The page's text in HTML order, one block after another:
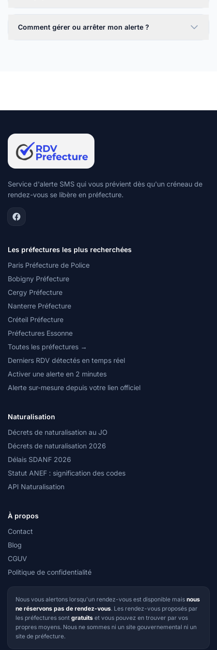
Comment gérer ou arrêter mon alerte ?
Service d'alerte SMS qui vous prévient dès qu'un créneau de
rendez-vous se libère en préfecture.
Les préfectures les plus recherchées
Paris Préfecture de Police
Bobigny Préfecture
Cergy Préfecture
Nanterre Préfecture
Créteil Préfecture
Préfectures Essonne
Toutes les préfectures →
Derniers RDV détectés en temps réel
Activer une alerte en 2 minutes
Alerte sur-mesure depuis votre lien officiel
Naturalisation
Décrets de naturalisation au JO
Décrets de naturalisation 2026
Délais SDANF 2026
Statut ANEF : signification des codes
API Naturalisation
À propos
Contact
Blog
CGUV
Politique de confidentialité
Nous vous alertons lorsqu'un rendez-vous est disponible mais nous
ne réservons pas de rendez-vous. Les rendez-vous proposés par
les préfectures sont gratuits et vous pouvez en trouver par vos
propres moyens. Nous ne sommes ni un site gouvernemental ni un
site de préfecture.